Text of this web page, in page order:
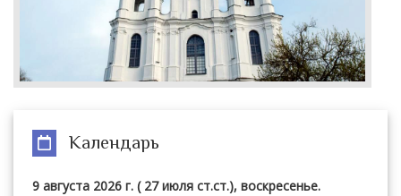
Календарь
9 августа 2026 г. ( 27 июля ст.ст.), воскресенье.